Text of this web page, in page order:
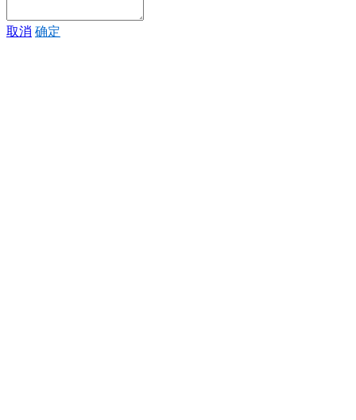
取消 确定